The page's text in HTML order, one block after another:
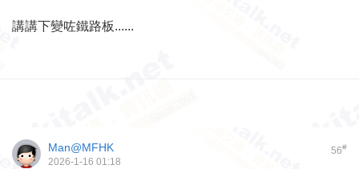
講講下變咗鐵路板......
56#
Man@MFHK
2026-1-16 01:18